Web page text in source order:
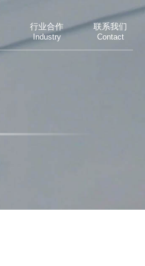
行业合作
Industry
联系我们
Contact